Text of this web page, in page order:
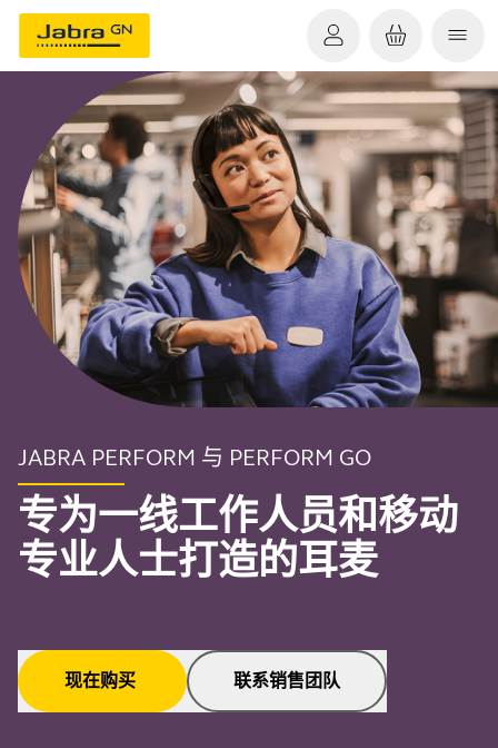
JABRA PERFORM 与 PERFORM GO
专为一线工作人员和移动
专业人士打造的耳麦
现在购买 联系销售团队